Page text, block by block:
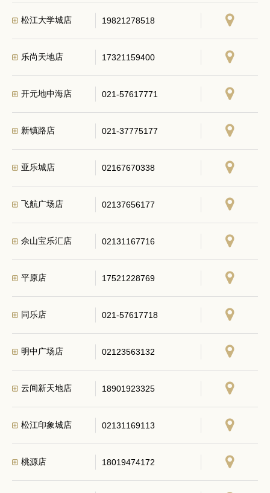
松江大学城店 19821278518
乐尚天地店 17321159400
开元地中海店 021-57617771
新镇路店 021-37775177
亚乐城店 02167670338
飞航广场店 02137656177
佘山宝乐汇店 02131167716
平原店 17521228769
同乐店 021-57617718
明中广场店 02123563132
云间新天地店 18901923325
松江印象城店 02131169113
桃源店 18019474172